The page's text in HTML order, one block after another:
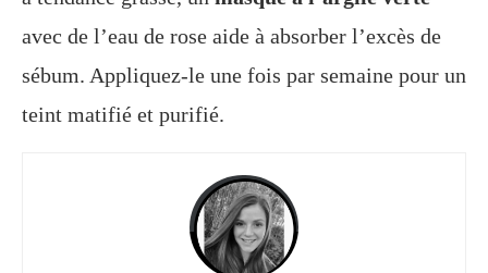
avec de l’eau de rose aide à absorber l’excès de
sébum. Appliquez-le une fois par semaine pour un
teint matifié et purifié.